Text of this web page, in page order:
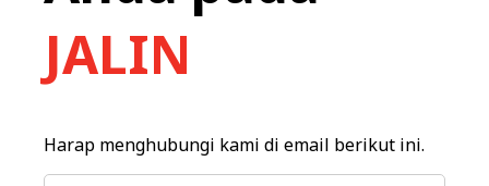
JALIN
Harap menghubungi kami di email berikut ini.